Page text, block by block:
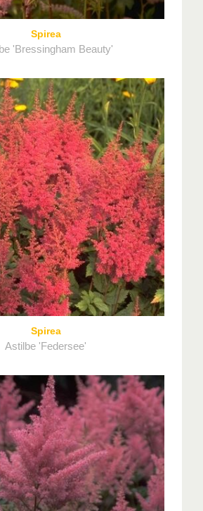
Spirea
'Bressingham Beauty'
Spirea
Astilbe 'Federsee'